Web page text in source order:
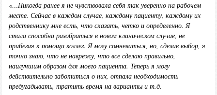
«…Никогда ранее я не чувствовала себя так уверенно на рабочем
месте. Сейчас в каждом случае, каждому пациенту, каждому их
родственнику мне есть, что сказать, четко и определенно. Я
стала способна разобраться в новом клиническом случае, не
прибегая к помощи коллег. Я могу сомневаться, но, сделав выбор, я
точно знаю, что не наврежу, что все сделаю правильно,
наилучшим образом для моего пациента. Теперь я могу
действительно заботиться о них, отпала необходимость
предугадывать, тратить время на варианты и т.д.